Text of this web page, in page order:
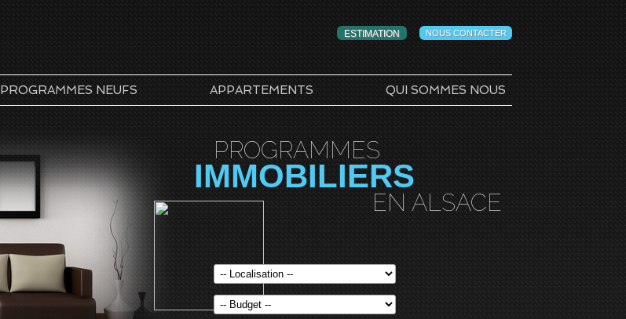
ESTIMATION NOUS CONTACTER
PROGRAMMES NEUFS APPARTEMENTS QUI SOMMES NOUS
PROGRAMMES
IMMOBILIERS
EN ALSACE